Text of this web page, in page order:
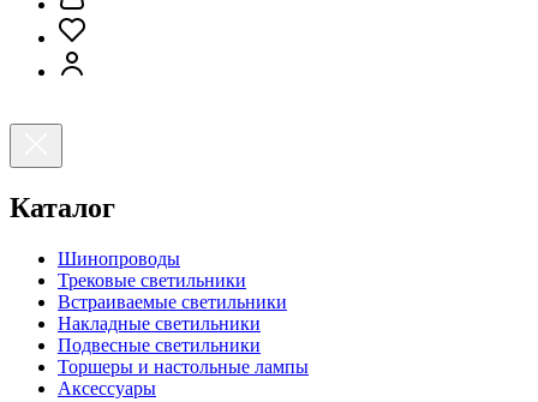
Каталог
Шинопроводы
Трековые светильники
Встраиваемые светильники
Накладные светильники
Подвесные светильники
Торшеры и настольные лампы
Аксессуары